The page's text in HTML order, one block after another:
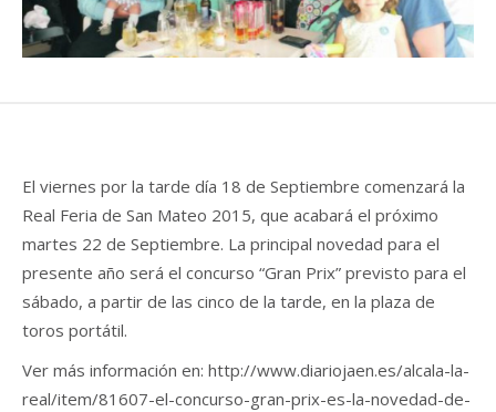
El viernes por la tarde día 18 de Septiembre comenzará la
Real Feria de San Mateo 2015, que acabará el próximo
martes 22 de Septiembre. La principal novedad para el
presente año será el concurso “Gran Prix” previsto para el
sábado, a partir de las cinco de la tarde, en la plaza de
toros portátil.
Ver más información en: http://www.diariojaen.es/alcala-la-
real/item/81607-el-concurso-gran-prix-es-la-novedad-de-